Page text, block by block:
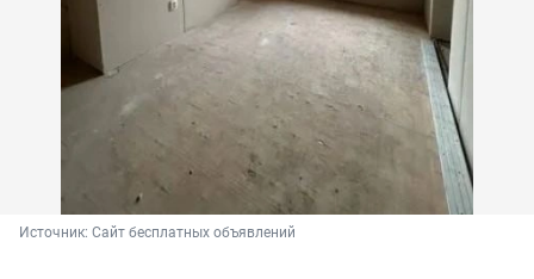
Источник: Сайт бесплатных объявлений